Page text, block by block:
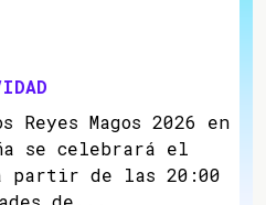
Reyes Magos 2026 en
se celebrará el
partir de las 20:00